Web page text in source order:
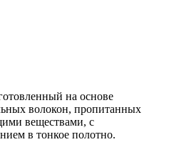
на основе
волокон, пропитанных
веществами, с
в тонкое полотно.